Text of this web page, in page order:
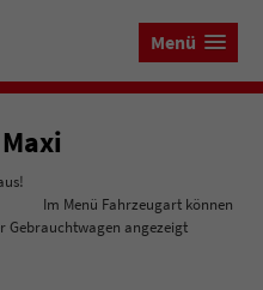
Menü
aus!
können
Gebrauchtwagen angezeigt